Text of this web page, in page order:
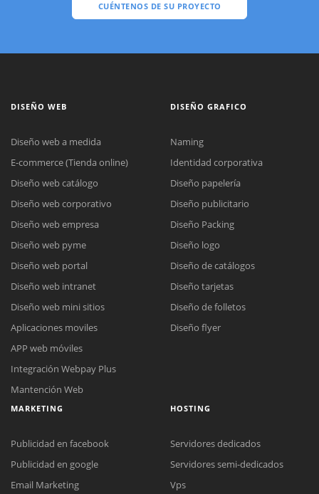
CUÉNTENOS DE SU PROYECTO
DISEÑO WEB
Diseño web a medida
E-commerce (Tienda online)
Diseño web catálogo
Diseño web corporativo
Diseño web empresa
Diseño web pyme
Diseño web portal
Diseño web intranet
Diseño web mini sitios
Aplicaciones moviles
APP web móviles
Integración Webpay Plus
Mantención Web
DISEÑO GRAFICO
Naming
Identidad corporativa
Diseño papelería
Diseño publicitario
Diseño Packing
Diseño logo
Diseño de catálogos
Diseño tarjetas
Diseño de folletos
Diseño flyer
MARKETING
Publicidad en facebook
Publicidad en google
Email Marketing
HOSTING
Servidores dedicados
Servidores semi-dedicados
Vps